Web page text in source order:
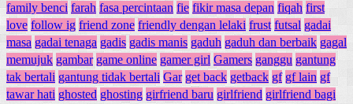
family benci farah fasa percintaan fie fikir masa depan fiqah first
love follow ig friend zone friendly dengan lelaki frust futsal gadai
masa gadai tenaga gadis gadis manis gaduh gaduh dan berbaik gagal
memujuk gambar game online gamer girl Gamers ganggu gantung
tak bertali gantung tidak bertali Gar get back getback gf gf lain gf
tawar hati ghosted ghosting girfriend baru girlfriend girlfriend bagi